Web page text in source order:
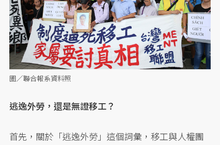
圖／聯合報系資料照
逃逸外勞，還是無證移工？
首先，關於「逃逸外勞」這個詞彙，移工與人權團